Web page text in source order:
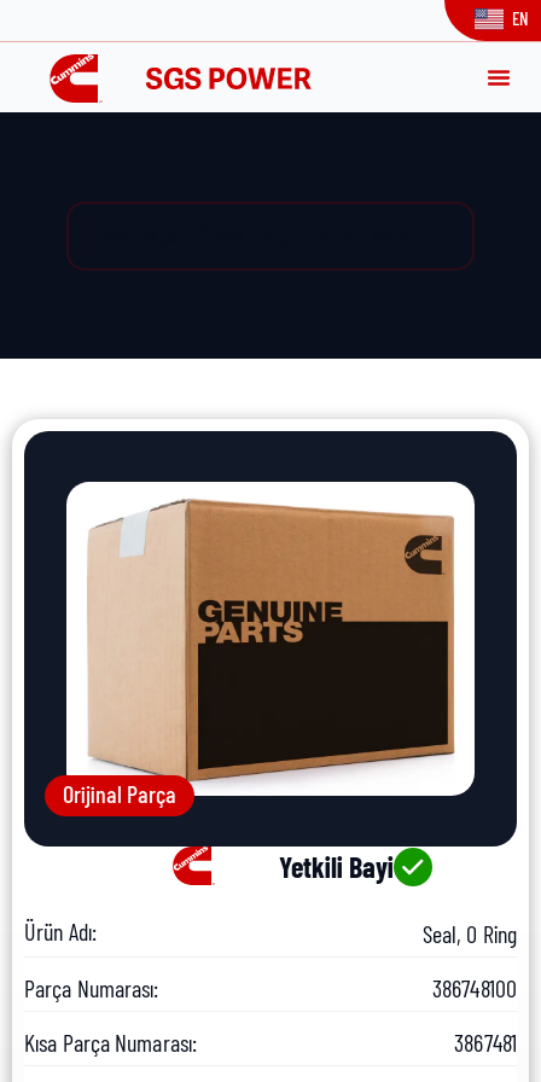
EN
Orijinal Parça
Yetkili Bayi
Ürün Adı:
Seal, O Ring
Parça Numarası:
386748100
Kısa Parça Numarası:
3867481